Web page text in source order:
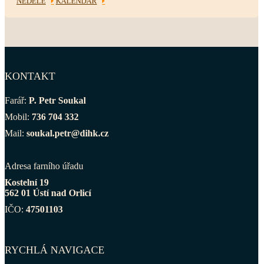
KONTAKT
Farář: P. Petr Soukal
Mobil: 736 704 332
Mail: soukal.petr@dihk.cz
Adresa farního úřadu
Kostelní 19
562 01 Ústí nad Orlicí
IČO: 47501103
RYCHLÁ NAVIGACE